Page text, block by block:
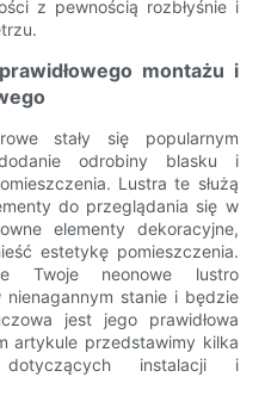
z pewnością rozbłyśnie i
montażu i
stały się popularnym
odrobiny blasku i
Lustra te służą
do przeglądania się w
elementy dekoracyjne,
estetykę pomieszczenia.
Twoje neonowe lustro
nienagannym stanie i będzie
jest jego prawidłowa
artykule przedstawimy kilka
dotyczących instalacji i